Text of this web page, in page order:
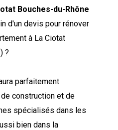
Bouches-du-Rhône
d'un devis pour rénover
à La Ciotat
?
parfaitement
construction et de
spécialisés dans les
bien dans la